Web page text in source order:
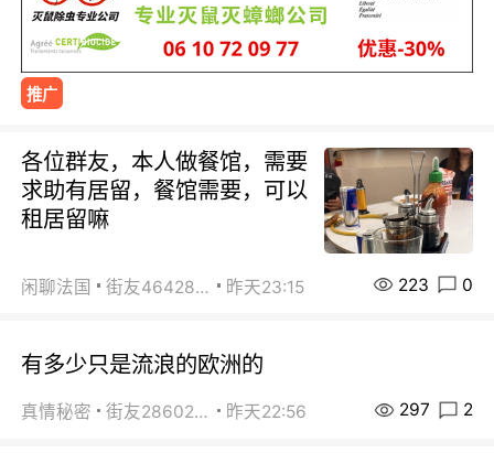
推广
各位群友，本人做餐馆，需要
求助有居留，餐馆需要，可以
租居留嘛
闲聊法国 街友46428878 昨天23:15 223 0
有多少只是流浪的欧洲的
真情秘密 街友28602925 昨天22:56 297 2